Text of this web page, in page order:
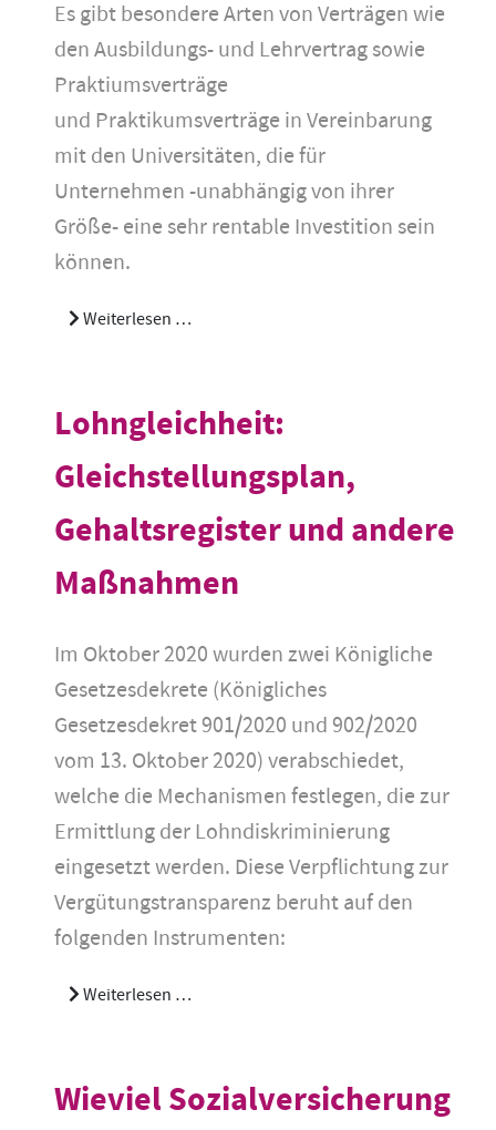
Es gibt besondere Arten von Verträgen wie
den Ausbildungs- und Lehrvertrag sowie
Praktiumsverträge
und Praktikumsverträge in Vereinbarung
mit den Universitäten, die für
Unternehmen -unabhängig von ihrer
Größe- eine sehr rentable Investition sein
können.
Weiterlesen …
Lohngleichheit:
Gleichstellungsplan,
Gehaltsregister und andere
Maßnahmen
Im Oktober 2020 wurden zwei Königliche
Gesetzesdekrete (Königliches
Gesetzesdekret 901/2020 und 902/2020
vom 13. Oktober 2020) verabschiedet,
welche die Mechanismen festlegen, die zur
Ermittlung der Lohndiskriminierung
eingesetzt werden. Diese Verpflichtung zur
Vergütungstransparenz beruht auf den
folgenden Instrumenten:
Weiterlesen …
Wieviel Sozialversicherung